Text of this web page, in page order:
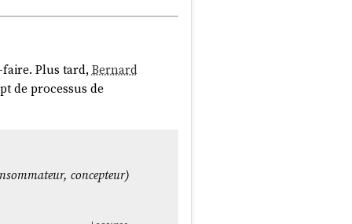
Fortransemble avoir
1985.
à le voir passer devant
Plus tard,Bernard
de processus de
concepteur)